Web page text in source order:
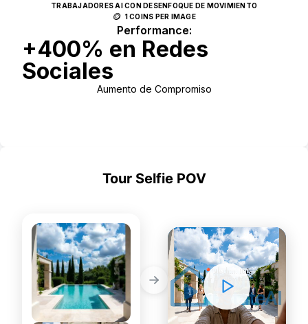
TRABAJADORES AI CON DESENFOQUE DE MOVIMIENTO
🪙 1 COINS PER IMAGE
Performance:
+400% en Redes
Sociales
Aumento de Compromiso
Tour Selfie POV